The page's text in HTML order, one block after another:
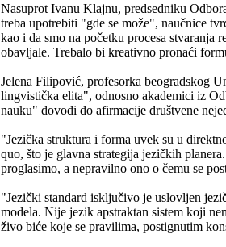
Nasuprot Ivanu Klajnu, predsedniku
treba upotrebiti "gde se može", naučnice
kao i da smo na početku procesa stvaranja
obavljale. Trebalo bi kreativno pronaći
Jelena Filipović, profesorka beogradskog
lingvistička elita", odnosno akademici iz
nauku" dovodi do afirmacije društvene
"Jezička struktura i forma uvek su u
quo, što je glavna strategija jezičkih
proglasimo, a nepravilno ono o čemu se
"Jezički standard isključivo je uslovljen
modela. Nije jezik apstraktan sistem koji
živo biće koje se pravilima, postignutim